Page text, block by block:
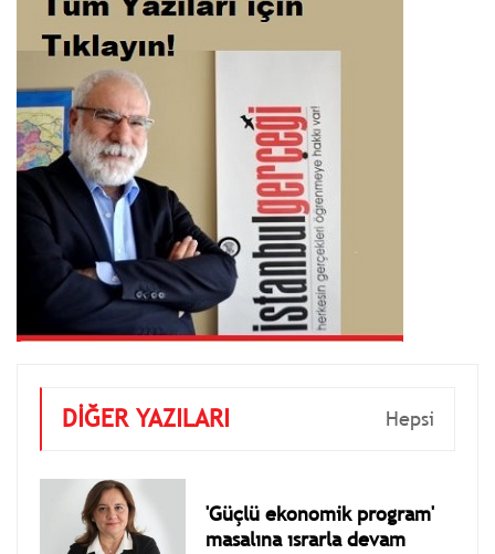
DİĞER YAZILARI Hepsi
'Güçlü ekonomik program'
masalına ısrarla devam